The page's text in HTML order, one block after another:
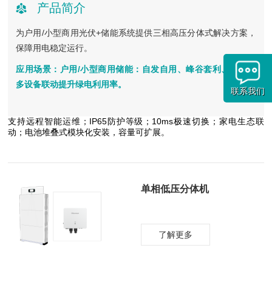
产品简介
为户用/小型商用光伏+储能系统提供三相高压分体式解决方案，
保障用电稳定运行。
应用场景：户用/小型商用储能：自发自用、峰谷套利、备电；
多设备联动提升绿电利用率。
支持远程智能运维；IP65防护等级；10ms极速切换；家电生态联
动；电池堆叠式模块化安装，容量可扩展。
单相低压分体机
了解更多
联系我们